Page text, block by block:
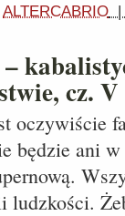
ALTERCABRIO
cz. V
oczywiście
będzie ani
ludzkości.